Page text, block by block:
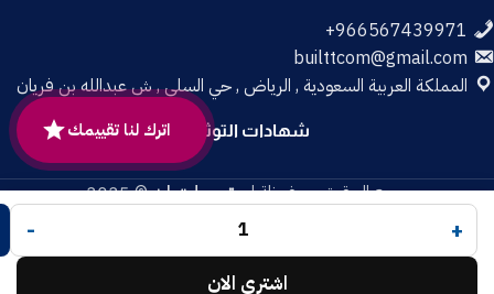
builttcom@gmail.com
المملكة العربية السعودية , الرياض , حي السلي , ش عبدالله بن فريان
شهادات التوثيق
جميع الحقوق محفوظة لـمتجر بلت إن© 2025.
تم التطوير بواسطة
+
-
اشتري الان
اترك لنا تقييمك